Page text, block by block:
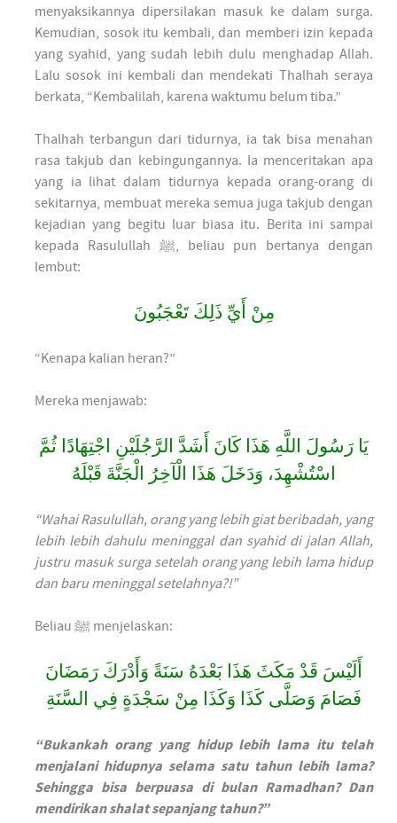
menyaksikannya dipersilakan masuk ke dalam surga.
Kemudian, sosok itu kembali, dan memberi izin kepada
yang syahid, yang sudah lebih dulu menghadap Allah.
Lalu sosok ini kembali dan mendekati Thalhah seraya
berkata, “Kembalilah, karena waktumu belum tiba.”
Thalhah terbangun dari tidurnya, ia tak bisa menahan
rasa takjub dan kebingungannya. Ia menceritakan apa
yang ia lihat dalam tidurnya kepada orang-orang di
sekitarnya, membuat mereka semua juga takjub dengan
kejadian yang begitu luar biasa itu. Berita ini sampai
kepada Rasulullah ﷺ, beliau pun bertanya dengan
lembut:
مِنْ أَيِّ ذَلِكَ تَعْجَبُونَ
“Kenapa kalian heran?”
Mereka menjawab:
يَا رَسُولَ اللَّهِ هَذَا كَانَ أَشَدَّ الرَّجُلَيْنِ اجْتِهَادًا ثُمَّ
اسْتُشْهِدَ، وَدَخَلَ هَذَا الْآخِرُ الْجَنَّةَ قَبْلَهُ
“Wahai Rasulullah, orang yang lebih giat beribadah, yang
lebih lebih dahulu meninggal dan syahid di jalan Allah,
justru masuk surga setelah orang yang lebih lama hidup
dan baru meninggal setelahnya?!”
Beliau ﷺ menjelaskan:
أَلَيْسَ قَدْ مَكَثَ هَذَا بَعْدَهُ سَنَةً وَأَدْرَكَ رَمَضَانَ
فَصَامَ وَصَلَّى كَذَا وَكَذَا مِنْ سَجْدَةٍ فِي السَّنَةِ
“Bukankah orang yang hidup lebih lama itu telah
menjalani hidupnya selama satu tahun lebih lama?
Sehingga bisa berpuasa di bulan Ramadhan? Dan
mendirikan shalat sepanjang tahun?”